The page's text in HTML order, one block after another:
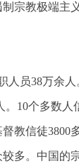
宗教极端主
人员38万余
10个多数人
教信徒3800
多。中国的